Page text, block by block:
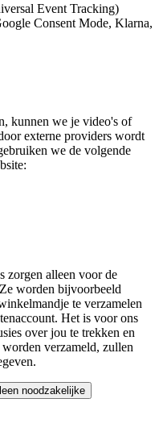
Event Tracking)
Consent Mode, Klarna,
kunnen we je video's of
externe providers wordt
we de volgende
zorgen alleen voor de
worden bijvoorbeeld
te verzamelen
Het is voor ons
over jou te trekken en
verzameld, zullen
noodzakelijke